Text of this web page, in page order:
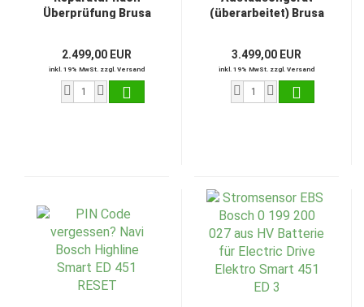
Überprüfung Brusa
2.499,00 EUR
inkl. 19% MwSt. zzgl. Versand
(überarbeitet) Brusa
3.499,00 EUR
inkl. 19% MwSt. zzgl. Versand